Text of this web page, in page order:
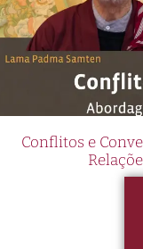
Conflitos e